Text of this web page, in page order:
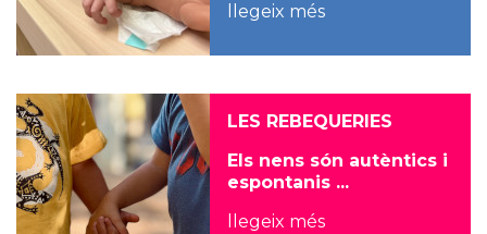
llegeix més
LES REBEQUERIES
Els nens són autèntics i
espontanis ...
llegeix més